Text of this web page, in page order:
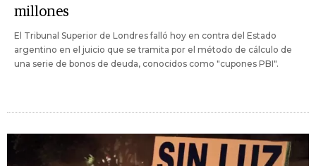
millones
El Tribunal Superior de Londres falló hoy en contra del Estado
argentino en el juicio que se tramita por el método de cálculo de
una serie de bonos de deuda, conocidos como "cupones PBI".